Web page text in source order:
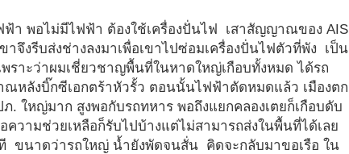
า พอไม่มีไฟฟ้า ต้องใช้เครื่องปั่นไฟ เสาสัญญาณของ AIS
จึงรีบส่งช่างลงมาเพื่อเขาไปซ่อมเครื่องปั่นไฟตัวที่พัง เป็น
าะว่าผมเชี่ยวชาญพื้นที่ในหาดใหญ่เกือบทั้งหมด ได้รถ
หลังบิ๊กซีเอกตร้าหัวรั้ว ตอนนั้นไฟฟ้าตัดหมดแล้ว เมืองตก
ใหญ่มาก สูงพอกับรถทหาร พอถึงแยกคลองเตยก็เกือบดับ
วามช่วยเหลือก็รับไปบ้างแต่ไม่สามารถส่งในพื้นที่ได้เลย
ขนาดว่ารถใหญ่ น้ำยังพัดจนสั่น คิดจะกลับมาขอเรือ ใน